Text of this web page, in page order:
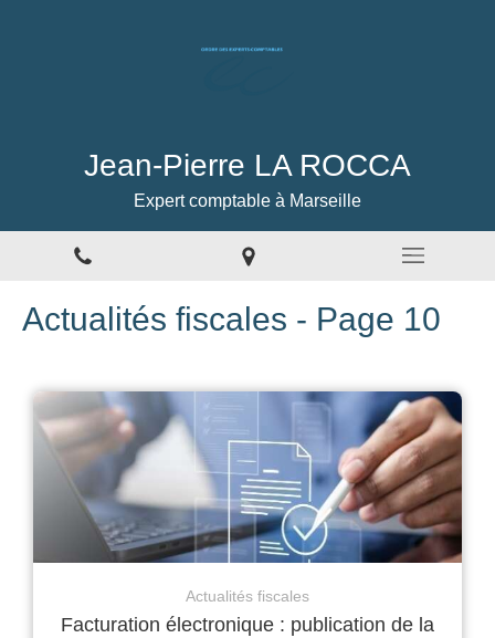
Jean-Pierre LA ROCCA
Expert comptable à Marseille
Actualités fiscales - Page 10
Actualités fiscales
Facturation électronique : publication de la